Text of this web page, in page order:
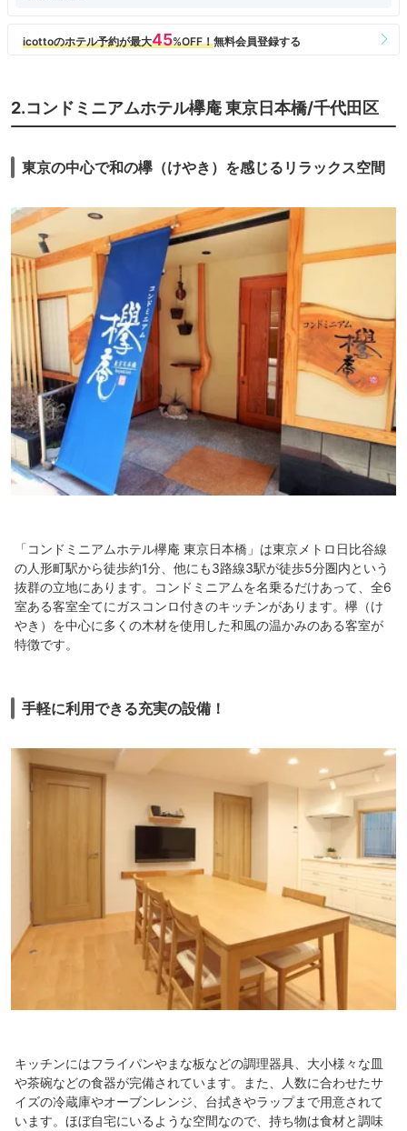
2.コンドミニアムホテル欅庵 東京日本橋/千代田区
東京の中心で和の欅（けやき）を感じるリラックス空間
「コンドミニアムホテル欅庵 東京日本橋」は東京メトロ日比谷線
の人形町駅から徒歩約1分、他にも3路線3駅が徒歩5分圏内という
抜群の立地にあります。コンドミニアムを名乗るだけあって、全6
室ある客室全てにガスコンロ付きのキッチンがあります。欅（け
やき）を中心に多くの木材を使用した和風の温かみのある客室が
特徴です。
手軽に利用できる充実の設備！
キッチンにはフライパンやまな板などの調理器具、大小様々な皿
や茶碗などの食器が完備されています。また、人数に合わせたサ
イズの冷蔵庫やオーブンレンジ、台拭きやラップまで用意されて
います。ほぼ自宅にいるような空間なので、持ち物は食材と調味